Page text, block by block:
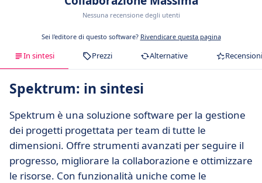
Nessuna recensione degli utenti
Sei l'editore di questo software? Rivendicare questa pagina
In sintesi Prezzi Alternative Recensioni
Spektrum: in sintesi
Spektrum è una soluzione software per la gestione
dei progetti progettata per team di tutte le
dimensioni. Offre strumenti avanzati per seguire il
progresso, migliorare la collaborazione e ottimizzare
le risorse. Con funzionalità uniche come le